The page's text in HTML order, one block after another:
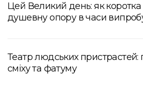
Цей Великий день: як
душевну опору в часи
Театр людських пристрастей:
сміху та фатуму